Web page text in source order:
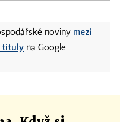
noviny mezi
tituly na Google